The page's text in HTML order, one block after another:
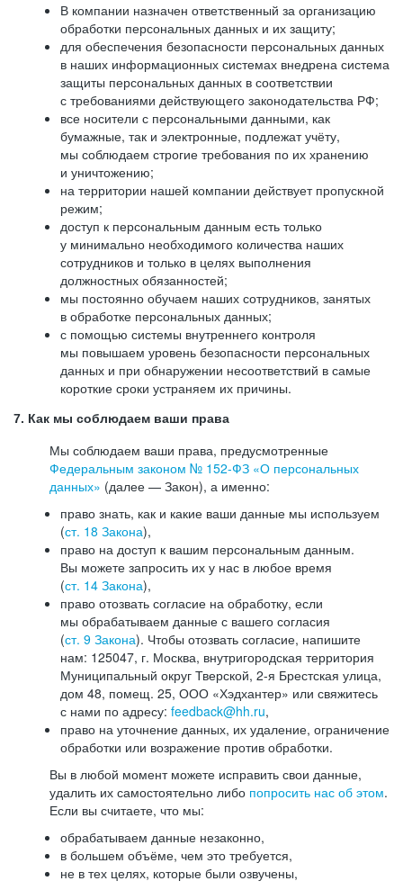
В компании назначен ответственный за организацию
обработки персональных данных и их защиту;
для обеспечения безопасности персональных данных
в наших информационных системах внедрена система
защиты персональных данных в соответствии
с требованиями действующего законодательства РФ;
все носители с персональными данными, как
бумажные, так и электронные, подлежат учёту,
мы соблюдаем строгие требования по их хранению
и уничтожению;
на территории нашей компании действует пропускной
режим;
доступ к персональным данным есть только
у минимально необходимого количества наших
сотрудников и только в целях выполнения
должностных обязанностей;
мы постоянно обучаем наших сотрудников, занятых
в обработке персональных данных;
с помощью системы внутреннего контроля
мы повышаем уровень безопасности персональных
данных и при обнаружении несоответствий в самые
короткие сроки устраняем их причины.
7. Как мы соблюдаем ваши права
Мы соблюдаем ваши права, предусмотренные
Федеральным законом № 152-ФЗ «О персональных
данных» (далее — Закон), а именно:
право знать, как и какие ваши данные мы используем
(ст. 18 Закона),
право на доступ к вашим персональным данным.
Вы можете запросить их у нас в любое время
(ст. 14 Закона),
право отозвать согласие на обработку, если
мы обрабатываем данные с вашего согласия
(ст. 9 Закона). Чтобы отозвать согласие, напишите
нам: 125047, г. Москва, внутригородская территория
Муниципальный округ Тверской, 2-я Брестская улица,
дом 48, помещ. 25, ООО «Хэдхантер» или свяжитесь
с нами по адресу: feedback@hh.ru,
право на уточнение данных, их удаление, ограничение
обработки или возражение против обработки.
Вы в любой момент можете исправить свои данные,
удалить их самостоятельно либо попросить нас об этом.
Если вы считаете, что мы:
обрабатываем данные незаконно,
в большем объёме, чем это требуется,
не в тех целях, которые были озвучены,